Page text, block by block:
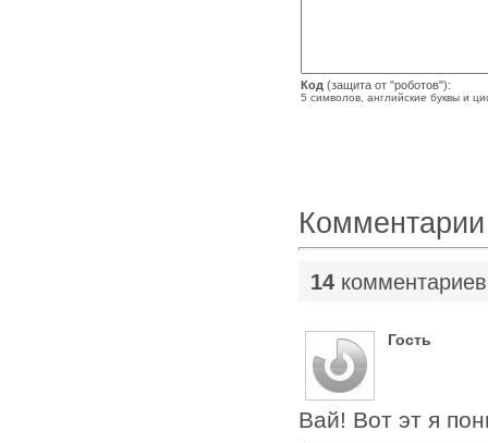
Код (защита от "роботов"):
5 символов, английские буквы и
Комментарии
14
Гость
Вай! Вот эт я